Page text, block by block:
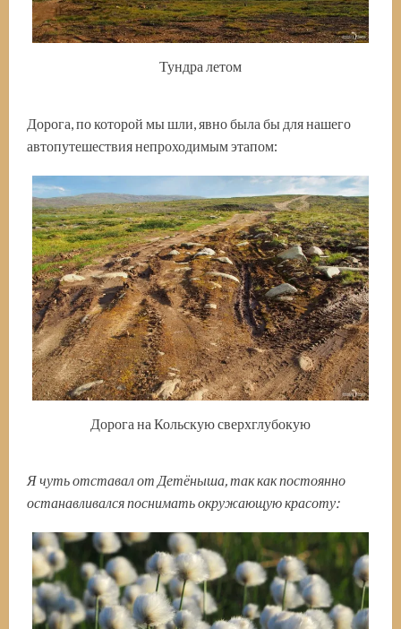
Тундра летом
Дорога, по которой мы шли, явно была бы для нашего
автопутешествия непроходимым этапом:
Дорога на Кольскую сверхглубокую
Я чуть отставал от Детёныша, так как постоянно
останавливался поснимать окружающую красоту: